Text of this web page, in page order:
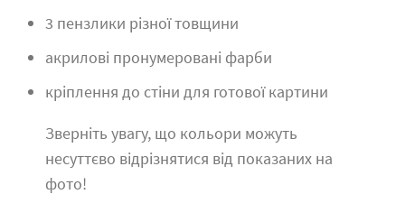
3 пензлики різної товщини
акрилові пронумеровані фарби
кріплення до стіни для готової картини
Зверніть увагу, що кольори можуть
несуттєво відрізнятися від показаних на
фото!